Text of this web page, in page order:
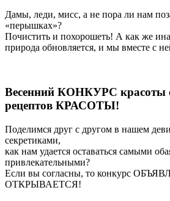
Дамы, леди, мисс, а не пора ли нам
«перышках»?
Почистить и похорошеть! А как же
природа обновляется, и мы вместе с
Весенний КОНКУРС красоты
рецептов КРАСОТЫ!
Поделимся друг с другом в нашем
секретиками,
как нам удается оставаться самыми
привлекательными?
Если вы согласны, то конкурс
ОТКРЫВАЕТСЯ!